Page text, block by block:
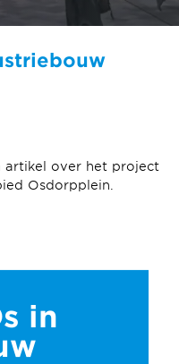
artikel over het project
Osdorpplein.
in